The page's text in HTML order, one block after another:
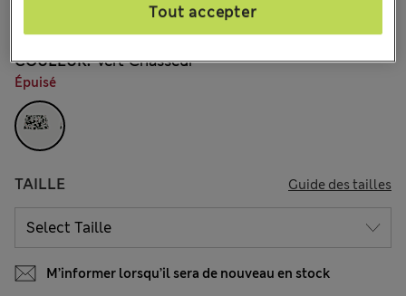
2 les commentaires reçus
COULEUR: Vert Chasseur
Épuisé
TAILLE Guide des tailles
M’informer lorsqu’il sera de nouveau en stock
Tout accepter